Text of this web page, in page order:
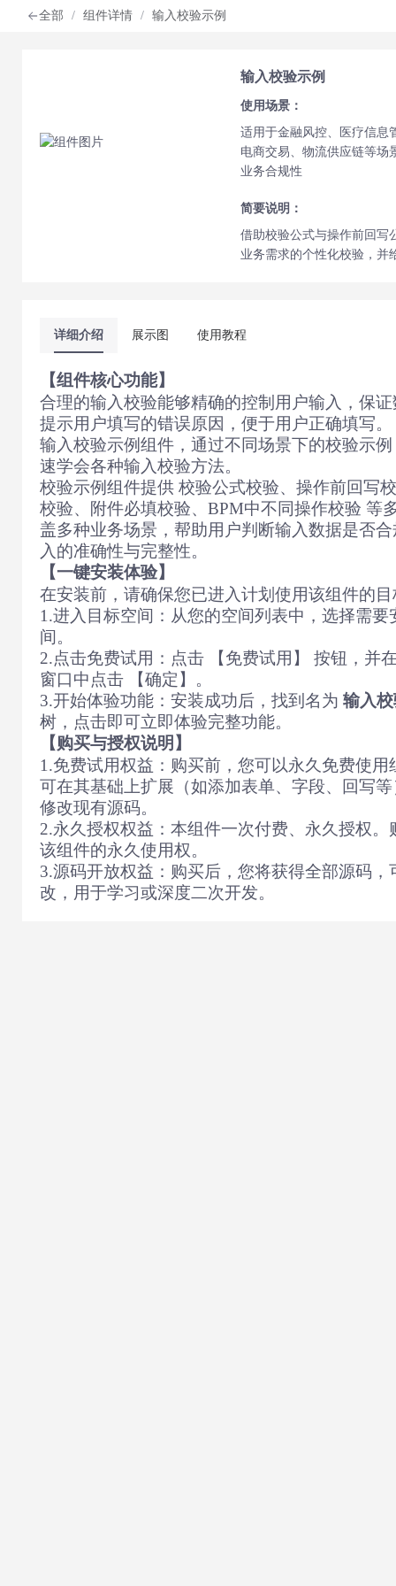
全部 / 组件详情 / 输入校验示例
输入校验示例
使用场景：
适用于金融风控、医疗信息
电商交易、物流供应链等场
业务合规性
简要说明：
借助校验公式与操作前回写
业务需求的个性化校验，并
详细介绍 展示图 使用教程
【组件核心功能】
合理的输入校验能够精确的控制用户输入，保
提示用户填写的错误原因，便于用户正确填写。
输入校验示例组件，通过不同场景下的校验示
速学会各种输入校验方法。
校验示例组件提供 校验公式校验、操作前回写
校验、附件必填校验、BPM中不同操作校验 等
盖多种业务场景，帮助用户判断输入数据是否
入的准确性与完整性。
【一键安装体验】
在安装前，请确保您已进入计划使用该组件的
1.进入目标空间：从您的空间列表中，选择需要
间。
2.点击免费试用：点击 【免费试用】 按钮，并
窗口中点击 【确定】。
3.开始体验功能：安装成功后，找到名为 输入
树，点击即可立即体验完整功能。
【购买与授权说明】
1.免费试用权益：购买前，您可以永久免费使用
可在其基础上扩展（如添加表单、字段、回写
修改现有源码。
2.永久授权权益：本组件一次付费、永久授权。
该组件的永久使用权。
3.源码开放权益：购买后，您将获得全部源码，
改，用于学习或深度二次开发。